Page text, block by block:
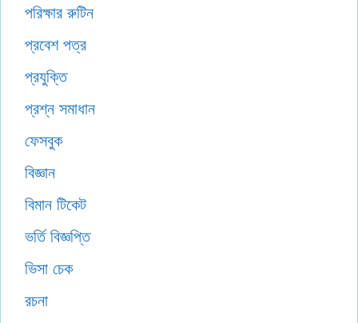
পরিক্ষার রুটিন
প্রবেশ পত্র
প্রযুক্তি
প্রশ্ন সমাধান
ফেসবুক
বিজ্ঞান
বিমান টিকেট
ভর্তি বিজ্ঞপ্তি
ভিসা চেক
রচনা